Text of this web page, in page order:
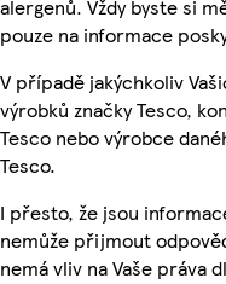
alergenů. Vždy byste si
pouze na informace
V případě jakýchkoliv
výrobků značky Tesco,
Tesco nebo výrobce
Tesco.
I přesto, že jsou
nemůže přijmout
nemá vliv na Vaše práva